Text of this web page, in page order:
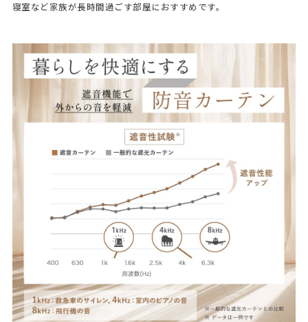
寝室など家族が長時間過ごす部屋におすすめです。